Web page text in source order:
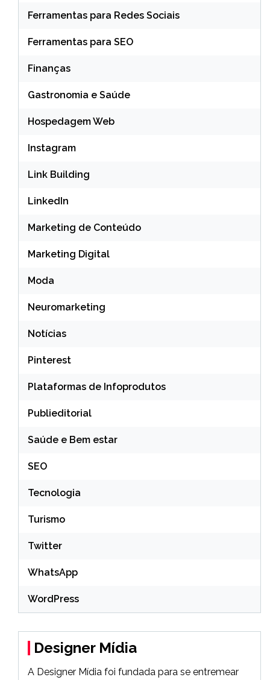
Ferramentas para Redes Sociais
Ferramentas para SEO
Finanças
Gastronomia e Saúde
Hospedagem Web
Instagram
Link Building
LinkedIn
Marketing de Conteúdo
Marketing Digital
Moda
Neuromarketing
Notícias
Pinterest
Plataformas de Infoprodutos
Publieditorial
Saúde e Bem estar
SEO
Tecnologia
Turismo
Twitter
WhatsApp
WordPress
Designer Mídia
A Designer Mídia foi fundada para se entremear